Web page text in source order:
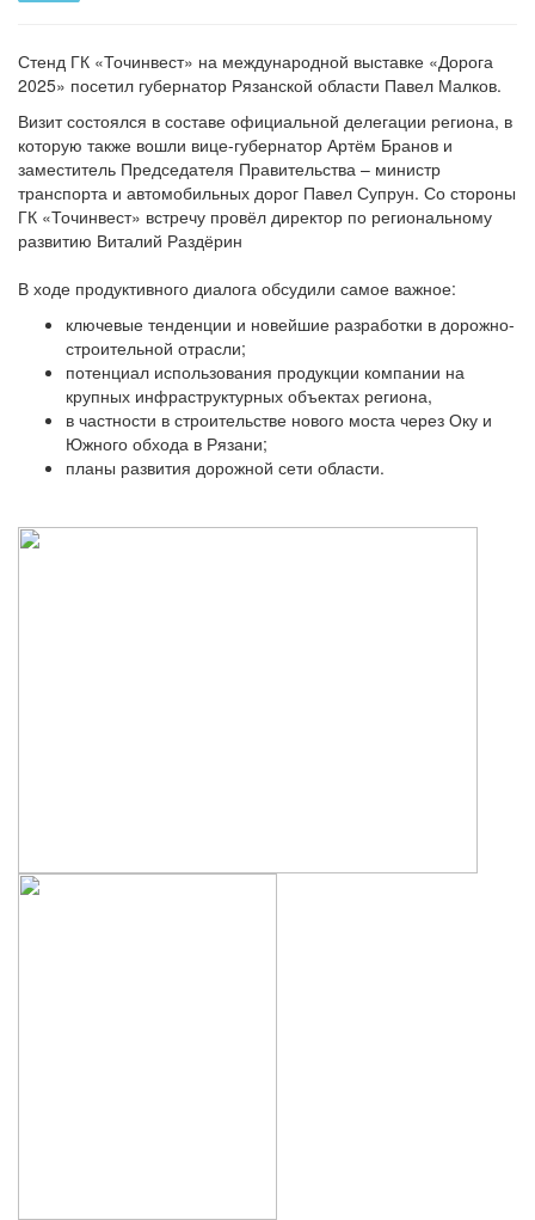
Стенд ГК «Точинвест» на международной выставке «Дорога
2025» посетил губернатор Рязанской области Павел Малков.
Визит состоялся в составе официальной делегации региона, в
которую также вошли вице-губернатор Артём Бранов и
заместитель Председателя Правительства – министр
транспорта и автомобильных дорог Павел Супрун. Со стороны
ГК «Точинвест» встречу провёл директор по региональному
развитию Виталий Раздёрин
В ходе продуктивного диалога обсудили самое важное:
ключевые тенденции и новейшие разработки в дорожно-
строительной отрасли;
потенциал использования продукции компании на
крупных инфраструктурных объектах региона,
в частности в строительстве нового моста через Оку и
Южного обхода в Рязани;
планы развития дорожной сети области.